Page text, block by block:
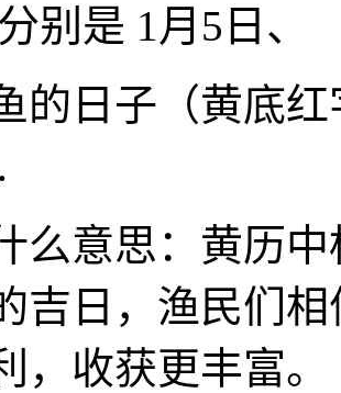
别是 1月5日、
的日子（黄底红
么意思：黄历
吉日，渔民们
，收获更丰富。